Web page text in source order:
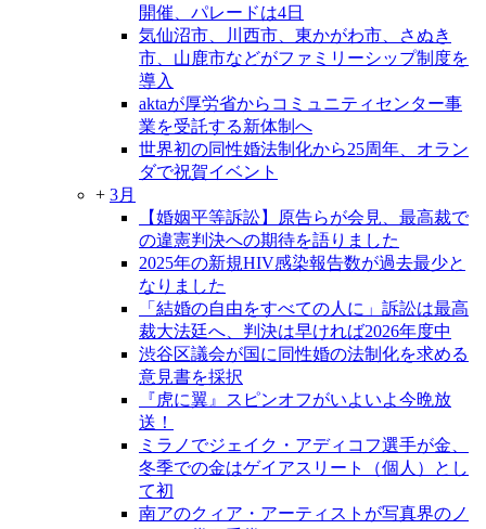
開催、パレードは4日
気仙沼市、川西市、東かがわ市、さぬき
市、山鹿市などがファミリーシップ制度を
導入
aktaが厚労省からコミュニティセンター事
業を受託する新体制へ
世界初の同性婚法制化から25周年、オラン
ダで祝賀イベント
+ 3月
【婚姻平等訴訟】原告らが会見、最高裁で
の違憲判決への期待を語りました
2025年の新規HIV感染報告数が過去最少と
なりました
「結婚の自由をすべての人に」訴訟は最高
裁大法廷へ、判決は早ければ2026年度中
渋谷区議会が国に同性婚の法制化を求める
意見書を採択
『虎に翼』スピンオフがいよいよ今晩放
送！
ミラノでジェイク・アディコフ選手が金、
冬季での金はゲイアスリート（個人）とし
て初
南アのクィア・アーティストが写真界のノ